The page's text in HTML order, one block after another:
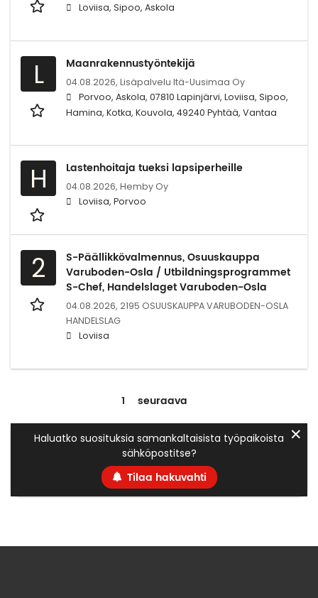
Loviisa, Sipoo, Askola
L Maanrakennustyöntekijä
04.08.2026, Lisäpalvelu Itä-Uusimaa Oy
Porvoo, Askola, 07810 Lapinjärvi, Loviisa, Sipoo,
Hamina, Kotka, Kouvola, 49240 Pyhtää, Vantaa
H Lastenhoitaja tueksi lapsiperheille
04.08.2026, Hemby Oy
Loviisa, Porvoo
2
S-Päällikkövalmennus, Osuuskauppa
Varuboden-Osla / Utbildningsprogrammet
S-Chef, Handelslaget Varuboden-Osla
04.08.2026, 2195 OSUUSKAUPPA VARUBODEN-OSLA
HANDELSLAG
Loviisa
1 seuraava
Haluatko suosituksia samankaltaisista työpaikoista
sähköpostitse?
Tilaa hakuvahti
✕